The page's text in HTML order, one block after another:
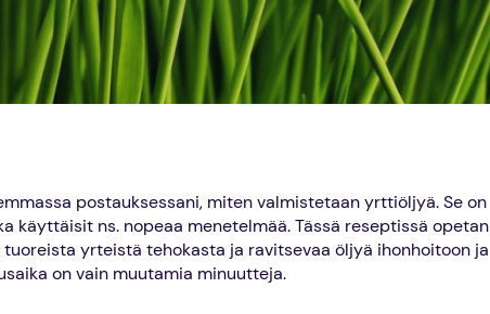
postauksessani, miten valmistetaan yrttiöljyä. Se on
käyttäisit ns. nopeaa menetelmää. Tässä reseptissä opetan
yrteistä tehokasta ja ravitsevaa öljyä ihonhoitoon ja
on vain muutamia minuutteja.